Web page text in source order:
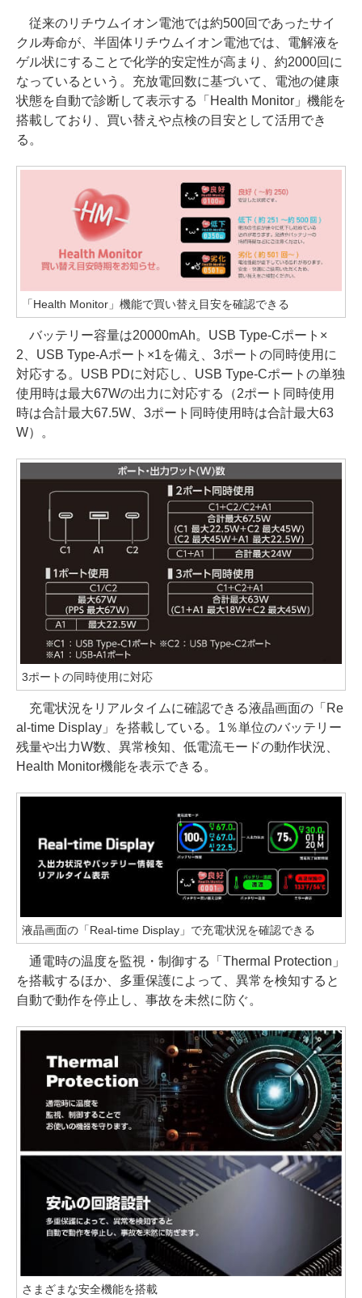
従来のリチウムイオン電池では約500回であったサイ
クル寿命が、半固体リチウムイオン電池では、電解液を
ゲル状にすることで化学的安定性が高まり、約2000回に
なっているという。充放電回数に基づいて、電池の健康
状態を自動で診断して表示する「Health Monitor」機能を
搭載しており、買い替えや点検の目安として活用でき
る。
「Health Monitor」機能で買い替え目安を確認できる
バッテリー容量は20000mAh。USB Type-Cポート×
2、USB Type-Aポート×1を備え、3ポートの同時使用に
対応する。USB PDに対応し、USB Type-Cポートの単独
使用時は最大67Wの出力に対応する（2ポート同時使用
時は合計最大67.5W、3ポート同時使用時は合計最大63
W）。
3ポートの同時使用に対応
充電状況をリアルタイムに確認できる液晶画面の「Re
al-time Display」を搭載している。1％単位のバッテリー
残量や出力W数、異常検知、低電流モードの動作状況、
Health Monitor機能を表示できる。
液晶画面の「Real-time Display」で充電状況を確認できる
通電時の温度を監視・制御する「Thermal Protection」
を搭載するほか、多重保護によって、異常を検知すると
自動で動作を停止し、事故を未然に防ぐ。
さまざまな安全機能を搭載